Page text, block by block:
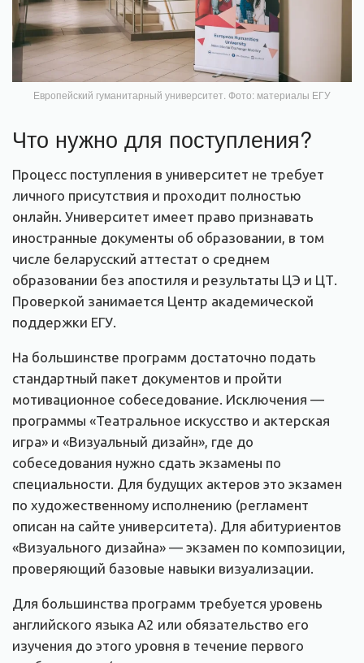
Европейский гуманитарный университет. Фото: материалы ЕГУ
Что нужно для поступления?
Процесс поступления в университет не требует
личного присутствия и проходит полностью
онлайн. Университет имеет право признавать
иностранные документы об образовании, в том
числе беларусский аттестат о среднем
образовании без апостиля и результаты ЦЭ и ЦТ.
Проверкой занимается Центр академической
поддержки ЕГУ.
На большинстве программ достаточно подать
стандартный пакет документов и пройти
мотивационное собеседование. Исключения —
программы «Театральное искусство и актерская
игра» и «Визуальный дизайн», где до
собеседования нужно сдать экзамены по
специальности. Для будущих актеров это экзамен
по художественному исполнению (регламент
описан на сайте университета). Для абитуриентов
«Визуального дизайна» — экзамен по композиции,
проверяющий базовые навыки визуализации.
Для большинства программ требуется уровень
английского языка А2 или обязательство его
изучения до этого уровня в течение первого